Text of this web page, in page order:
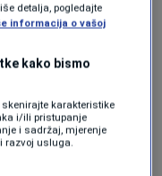
Shiffrin u
|
Amerikanka
u Svjetskom kupu
| 0
detalja, pogledajte
informacija o vašoj
kako bismo
skenirajte karakteristike
i/ili pristupanje
i sadržaj, mjerenje
razvoj usluga.